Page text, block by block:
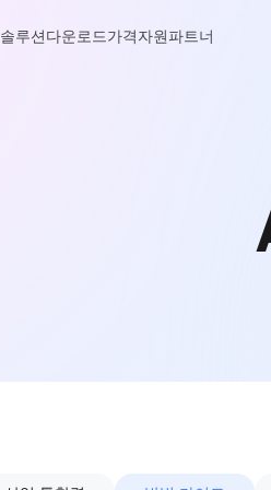
솔루션다운로드가격자원파트너